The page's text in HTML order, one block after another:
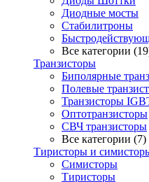
Диодные мосты
Стабилитроны
Все категории
Транзисторы
Биполярные
Полевые
Транзисторы
Оптотранзисторы
СВЧ транзисторы
Все категории (7)
Тиристоры и
Симисторы
Тиристоры